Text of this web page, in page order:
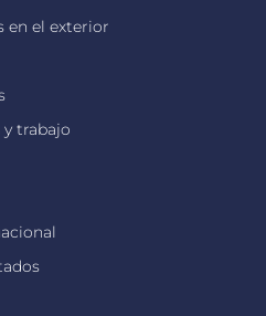
en el exterior
trabajo